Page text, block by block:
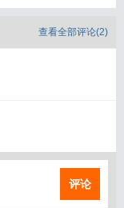
查看全部评论(2)
评论